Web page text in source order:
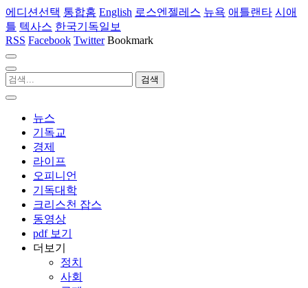
에디션선택 통합홈 English 로스엔젤레스 뉴욕 애틀랜타 시애
틀 텍사스 한국기독일보
RSS Facebook Twitter Bookmark
뉴스
기독교
경제
라이프
오피니언
기독대학
크리스천 잡스
동영상
pdf 보기
더보기
정치
사회